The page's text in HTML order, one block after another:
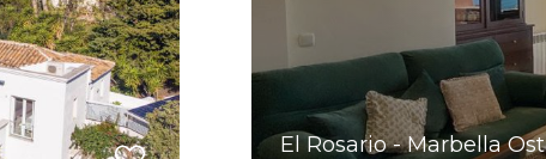
El Rosario - Marbella Ost